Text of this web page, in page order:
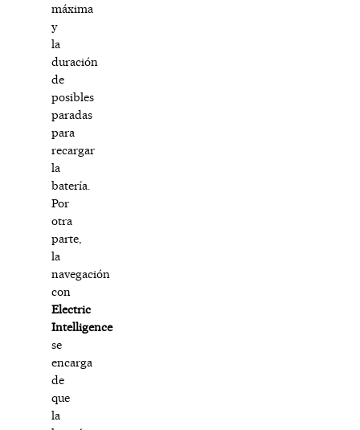
máxima
y
la
duración
de
posibles
paradas
para
recargar
la
batería.
Por
otra
parte,
la
navegación
con
Electric
Intelligence
se
encarga
de
que
la